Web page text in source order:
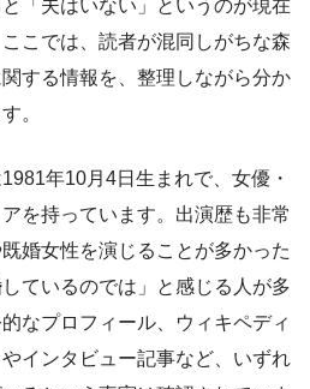
「夫はいない」というのが現在
こでは、読者が混同しがちな森
する情報を、整理しながら分か
。
年10月4日生まれで、女優・
を持っています。出演歴も非常
婚女性を演じることが多かった
ているのでは」と感じる人が多
なプロフィール、ウィキペディ
インタビュー記事など、いずれ